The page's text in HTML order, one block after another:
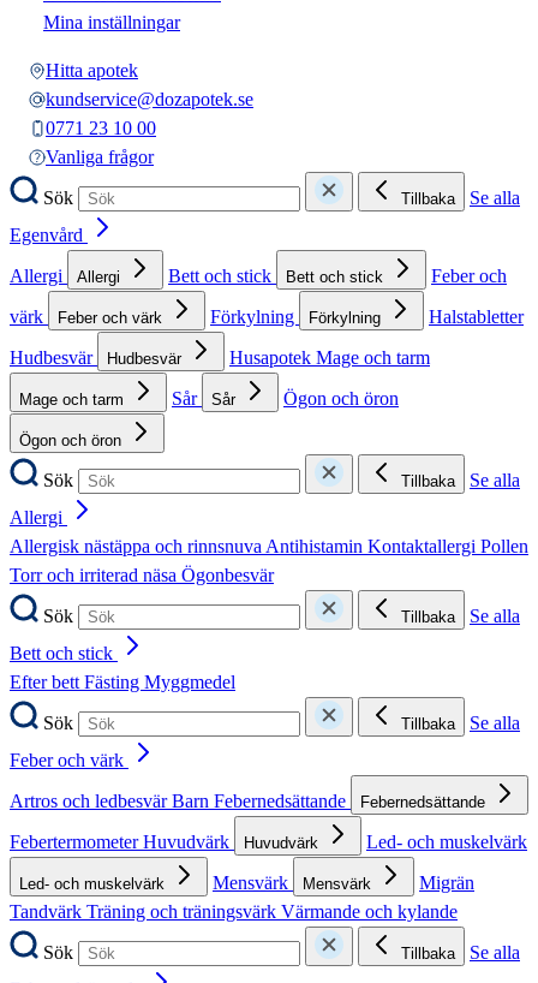
Mina inställningar
Hitta apotek
kundservice@dozapotek.se
0771 23 10 00
Vanliga frågor
Sök
Tillbaka
Se alla
Egenvård
Allergi
Allergi Bett och stick Bett och stick
Feber och
värk
Feber och värk Förkylning Förkylning
Halstabletter
Hudbesvär
Hudbesvär Husapotek Mage och tarm
Mage och tarm Sår Sår Ögon och öron
Ögon och öron
Sök Tillbaka
Se alla
Allergi
Allergisk nästäppa och rinnsnuvaAntihistamin Kontaktallergi Pollen
Torr och irriterad näsa Ögonbesvär
Sök
Tillbaka
Se alla
Bett och stick
Efter bettFästing Myggmedel
Sök
Tillbaka
Se alla
Feber och värk
Artros och ledbesvärBarn Febernedsättande Febernedsättande
FebertermometerHuvudvärk Huvudvärk Led- och muskelvärk
Led- och muskelvärk Mensvärk Mensvärk
Migrän
Tandvärk Träning och träningsvärk Värmande och kylande
Sök
Tillbaka
Se alla